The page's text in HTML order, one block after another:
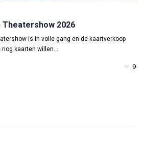
2026
is in volle gang en de kaartverkoop
kaarten willen...
9